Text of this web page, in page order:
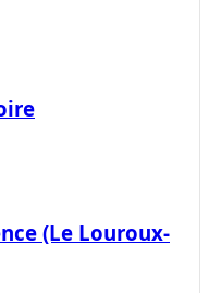
(Le Louroux-